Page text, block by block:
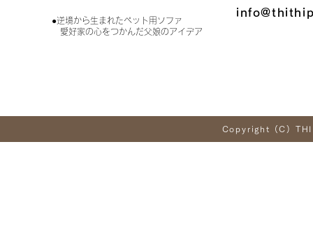
●逆境から生まれたペット用ソファ
愛好家の心をつかんだ父娘のアイデア
Copyright (C)